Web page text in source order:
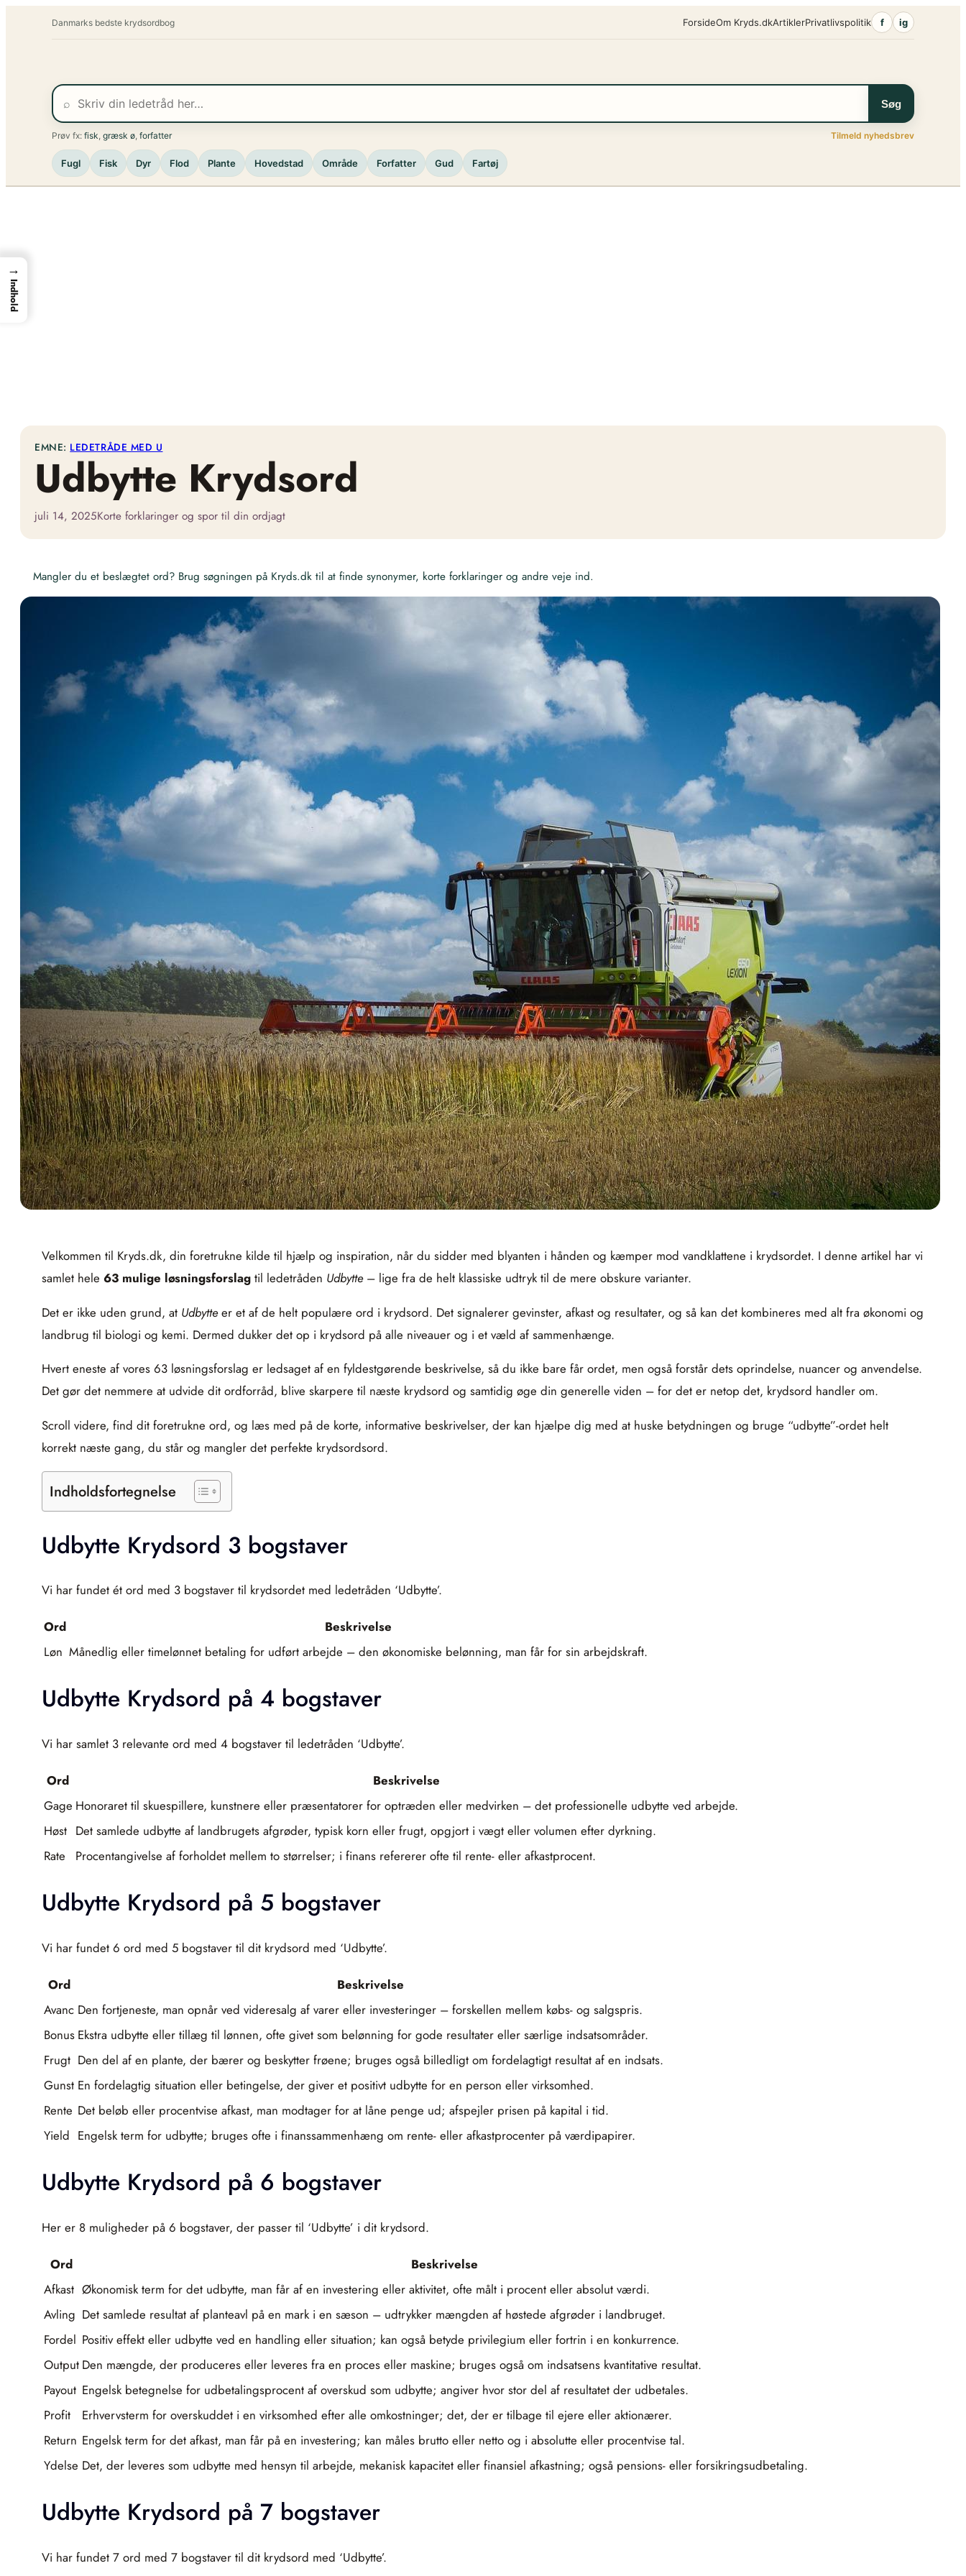
Danmarks bedste krydsordbog ForsideOm Kryds.dkArtiklerPrivatlivspolitik f ig
⌕ Søg
Prøv fx: fisk græsk ø forfatter Tilmeld nyhedsbrev
Fugl Fisk Dyr Flod Plante Hovedstad Område Forfatter Gud Fartøj
EMNE: LEDETRÅDE MED U
Udbytte Krydsord
juli 14, 2025Korte forklaringer og spor til din ordjagt
Mangler du et beslægtet ord? Brug søgningen på Kryds.dk til at finde synonymer, korte forklaringer og andre veje ind.
Velkommen til Kryds.dk, din foretrukne kilde til hjælp og inspiration, når du sidder med blyanten i hånden og kæmper mod vandklattene i krydsordet. I denne artikel har vi
samlet hele 63 mulige løsningsforslagtil ledetråden Udbytte– lige fra de helt klassiske udtryk til de mere obskure varianter.
Det er ikke uden grund, at Udbytteer et af de helt populære ord i krydsord. Det signalerer gevinster, afkast og resultater, og så kan det kombineres med alt fra økonomi og
landbrug til biologi og kemi. Dermed dukker det op i krydsord på alle niveauer og i et væld af sammenhænge.
Hvert eneste af vores 63 løsningsforslag er ledsaget af en fyldestgørende beskrivelse, så du ikke bare får ordet, men også forstår dets oprindelse, nuancer og anvendelse.
Det gør det nemmere at udvide dit ordforråd, blive skarpere til næste krydsord og samtidig øge din generelle viden – for det er netop det, krydsord handler om.
Scroll videre, find dit foretrukne ord, og læs med på de korte, informative beskrivelser, der kan hjælpe dig med at huske betydningen og bruge “udbytte”-ordet helt
korrekt næste gang, du står og mangler det perfekte krydsordsord.
Indholdsfortegnelse
Udbytte Krydsord 3 bogstaver
Vi har fundet ét ord med 3 bogstaver til krydsordet med ledetråden ‘Udbytte’.
Ord
Beskrivelse
Løn Månedlig eller timelønnet betaling for udført arbejde – den økonomiske belønning, man får for sin arbejdskraft.
Udbytte Krydsord på 4 bogstaver
Vi har samlet 3 relevante ord med 4 bogstaver til ledetråden ‘Udbytte’.
Ord
Beskrivelse
Gage Honoraret til skuespillere, kunstnere eller præsentatorer for optræden eller medvirken – det professionelle udbytte ved arbejde.
Høst Det samlede udbytte af landbrugets afgrøder, typisk korn eller frugt, opgjort i vægt eller volumen efter dyrkning.
Rate
Procentangivelse af forholdet mellem to størrelser; i finans refererer ofte til rente- eller afkastprocent.
Udbytte Krydsord på 5 bogstaver
Vi har fundet 6 ord med 5 bogstaver til dit krydsord med ‘Udbytte’.
Ord
Beskrivelse
Avanc Den fortjeneste, man opnår ved videresalg af varer eller investeringer – forskellen mellem købs- og salgspris.
Bonus Ekstra udbytte eller tillæg til lønnen, ofte givet som belønning for gode resultater eller særlige indsatsområder.
Frugt Den del af en plante, der bærer og beskytter frøene; bruges også billedligt om fordelagtigt resultat af en indsats.
Gunst En fordelagtig situation eller betingelse, der giver et positivt udbytte for en person eller virksomhed.
Rente Det beløb eller procentvise afkast, man modtager for at låne penge ud; afspejler prisen på kapital i tid.
Yield Engelsk term for udbytte; bruges ofte i finanssammenhæng om rente- eller afkastprocenter på værdipapirer.
Udbytte Krydsord på 6 bogstaver
Her er 8 muligheder på 6 bogstaver, der passer til ‘Udbytte’ i dit krydsord.
Ord
Beskrivelse
Afkast Økonomisk term for det udbytte, man får af en investering eller aktivitet, ofte målt i procent eller absolut værdi.
Avling Det samlede resultat af planteavl på en mark i en sæson – udtrykker mængden af høstede afgrøder i landbruget.
Fordel Positiv effekt eller udbytte ved en handling eller situation; kan også betyde privilegium eller fortrin i en konkurrence.
Output Den mængde, der produceres eller leveres fra en proces eller maskine; bruges også om indsatsens kvantitative resultat.
Payout Engelsk betegnelse for udbetalingsprocent af overskud som udbytte; angiver hvor stor del af resultatet der udbetales.
Profit
Erhvervsterm for overskuddet i en virksomhed efter alle omkostninger; det, der er tilbage til ejere eller aktionærer.
Return Engelsk term for det afkast, man får på en investering; kan måles brutto eller netto og i absolutte eller procentvise tal.
Ydelse Det, der leveres som udbytte med hensyn til arbejde, mekanisk kapacitet eller finansiel afkastning; også pensions- eller forsikringsudbetaling.
Udbytte Krydsord på 7 bogstaver
Vi har fundet 7 ord med 7 bogstaver til dit krydsord med ‘Udbytte’.
→
Indhold